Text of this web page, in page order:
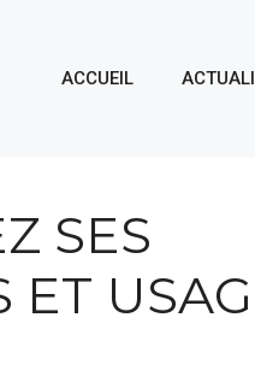
ACCUEIL
SES
ET